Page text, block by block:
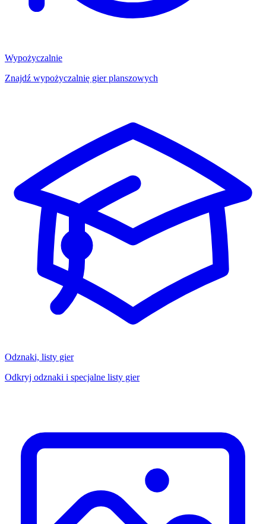
Wypożyczalnie
Znajdź wypożyczalnię gier planszowych
Odznaki, listy gier
Odkryj odznaki i specjalne listy gier